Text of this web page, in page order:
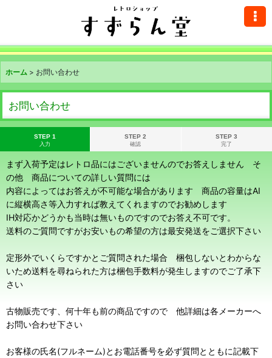
ホーム > お問い合わせ
お問い合わせ
STEP 1
入力
STEP 2
確認
STEP 3
完了
まず入荷予定はレトロ品にはございませんのでお答えしません そ
の他 商品についての詳しい質問には
内容によってはお答えが不可能な場合があります 商品の容量はAI
に縦横高さ等入力すれば教えてくれますのでお勧めします
IH対応かどうかも当時は無いものですのでお答え不可です。
送料のご質問ですがお安いもの希望の方は最安発送をご選択下さい
定形外でいくらですかとご質問された場合 梱包しないとわからな
いため送料を尋ねられた方は梱包手数料が発生しますのでご了承下
さい
古物販売です、何十年も前の商品ですので 他詳細は各メーカーへ
お問い合わせ下さい
お客様の氏名(フルネーム)とお電話番号を必ず質問とともに記載下